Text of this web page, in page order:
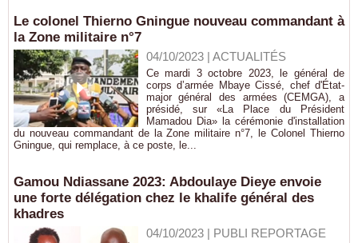
Le colonel Thierno Gningue nouveau commandant à
la Zone militaire n°7
04/10/2023| ACTUALITÉS
Ce mardi 3 octobre 2023, le général de
corps d’armée Mbaye Cissé, chef d'État-
major général des armées (CEMGA), a
présidé, sur «La Place du Président
Mamadou Dia» la cérémonie d'installation
du nouveau commandant de la Zone militaire n°7, le Colonel Thierno
Gningue, qui remplace, à ce poste, le...
Gamou Ndiassane 2023: Abdoulaye Dieye envoie
une forte délégation chez le khalife général des
khadres
04/10/2023| PUBLI REPORTAGE